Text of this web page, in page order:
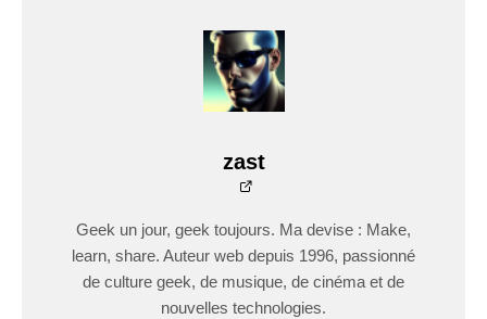
zast
Geek un jour, geek toujours. Ma devise : Make,
learn, share. Auteur web depuis 1996, passionné
de culture geek, de musique, de cinéma et de
nouvelles technologies.